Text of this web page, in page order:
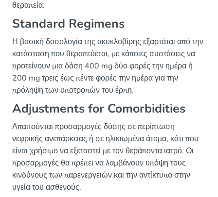
θεραπεία.
Standard Regimens
Η βασική δοσολογία της ακυκλοβίρης εξαρτάται από την
κατάσταση που θεραπεύεται, με κάποιες συστάσεις να
προτείνουν μια δόση 400 mg δύο φορές την ημέρα ή
200 mg τρεις έως πέντε φορές την ημέρα για την
πρόληψη των υποτροπών του έρπη.
Adjustments for Comorbidities
Απαιτούνται προσαρμογές δόσης σε περίπτωση
νεφρικής ανεπάρκειας ή σε ηλικιωμένα άτομα, κάτι που
είναι χρήσιμο να εξεταστεί με τον θεράποντα ιατρό. Οι
προσαρμογές θα πρέπει να λαμβάνουν υπόψη τους
κινδύνους των παρενεργειών και την αντίκτυπο στην
υγεία του ασθενούς.